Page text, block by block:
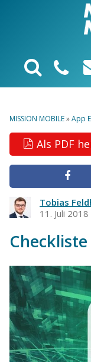
MISSION MOBILE»App
Als PDF
Tobias
11. Juli 2018